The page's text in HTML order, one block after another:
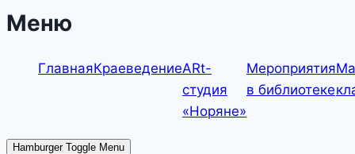
Меню
ГлавнаяКраеведениеARt-
студия
«Норяне»
Мероприятия
в библиотеке
Hamburger Toggle Menu